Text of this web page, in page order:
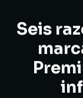
Seis